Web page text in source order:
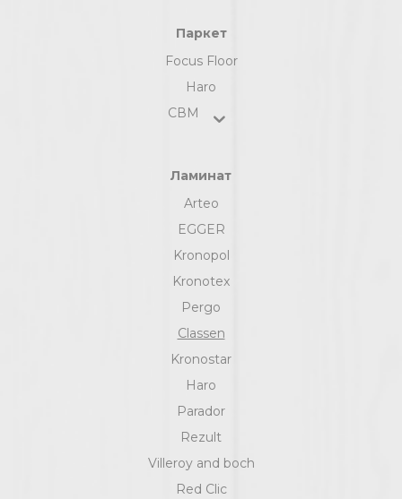
Паркет
Focus Floor
Haro
СВМ
Ламинат
Arteo
EGGER
Kronopol
Kronotex
Pergo
Classen
Kronostar
Haro
Parador
Rezult
Villeroy and boch
Red Clic